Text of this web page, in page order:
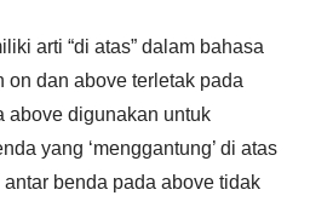
arti “di atas” dalam bahasa
on dan above terletak pada
above digunakan untuk
yang ‘menggantung’ di atas
benda pada above tidak